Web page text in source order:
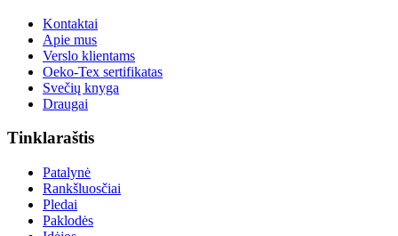
Kontaktai
Apie mus
Verslo klientams
Oeko-Tex sertifikatas
Svečių knyga
Draugai
Tinklaraštis
Patalynė
Rankšluosčiai
Pledai
Paklodės